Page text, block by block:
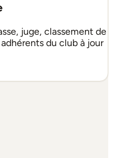
juge, classement de
du club à jour